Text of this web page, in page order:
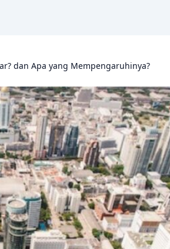
dan Apa yang Mempengaruhinya?